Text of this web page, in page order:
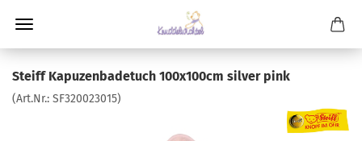
Steiff Kapuzenbadetuch 100x100cm silver pink
(Art.Nr.: SF320023015)